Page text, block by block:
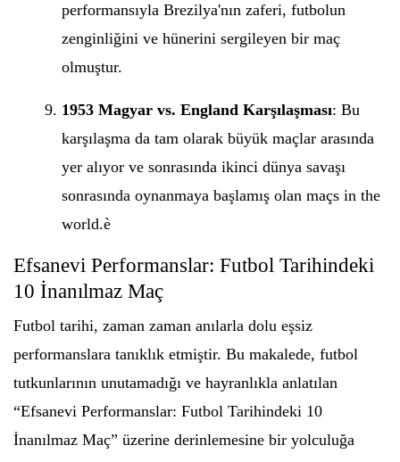
performansıyla Brezilya'nın zaferi, futbolun
zenginliğini ve hünerini sergileyen bir maç
olmuştur.
1953 Magyar vs. England Karşılaşması: Bu
karşılaşma da tam olarak büyük maçlar arasında
yer alıyor ve sonrasında ikinci dünya savaşı
sonrasında oynanmaya başlamış olan maçs in the
world.è
Efsanevi Performanslar: Futbol Tarihindeki
10 İnanılmaz Maç
Futbol tarihi, zaman zaman anılarla dolu eşsiz
performanslara tanıklık etmiştir. Bu makalede, futbol
tutkunlarının unutamadığı ve hayranlıkla anlatılan
“Efsanevi Performanslar: Futbol Tarihindeki 10
İnanılmaz Maç” üzerine derinlemesine bir yolculuğa